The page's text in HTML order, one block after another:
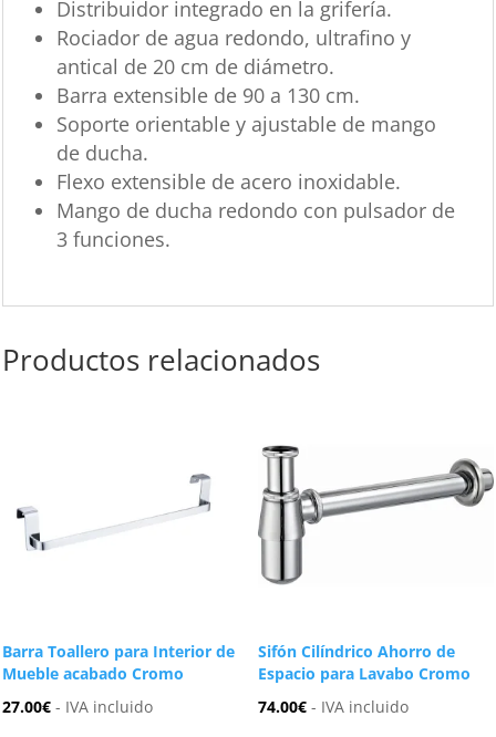
Distribuidor integrado en la grifería.
Rociador de agua redondo, ultrafino y
antical de 20 cm de diámetro.
Barra extensible de 90 a 130 cm.
Soporte orientable y ajustable de mango
de ducha.
Flexo extensible de acero inoxidable.
Mango de ducha redondo con pulsador de
3 funciones.
Productos relacionados
Barra Toallero para Interior de
Mueble acabado Cromo
27.00€ - IVA incluido
Sifón Cilíndrico Ahorro de
Espacio para Lavabo Cromo
74.00€ - IVA incluido